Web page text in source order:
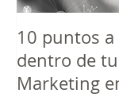
10 puntos
dentro de
Marketing